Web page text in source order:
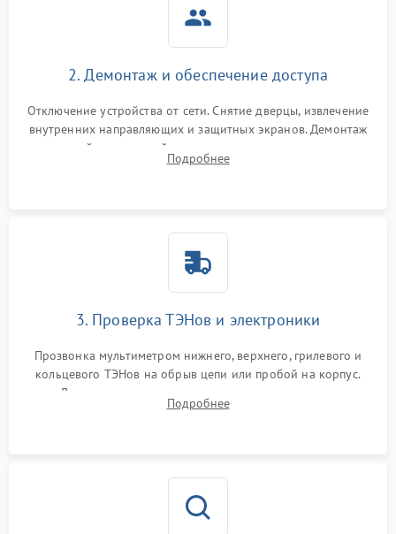
2. Демонтаж и обеспечение доступа
Отключение устройства от сети. Снятие дверцы, извлечение
внутренних направляющих и защитных экранов. Демонтаж
задней или верхней панели для прямого доступа к
нагревательным элементам, плате и вентиляторам.
Подробнее
3. Проверка ТЭНов и электроники
Прозвонка мультиметром нижнего, верхнего, грилевого и
кольцевого ТЭНов на обрыв цепи или пробой на корпус.
Диагностика термостата, датчиков температуры,
переключателя режимов и мотора конвекции.
Подробнее